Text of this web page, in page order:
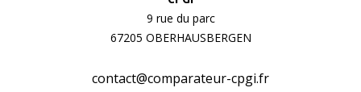
9 rue du parc
67205 OBERHAUSBERGEN
contact@comparateur-cpgi.fr